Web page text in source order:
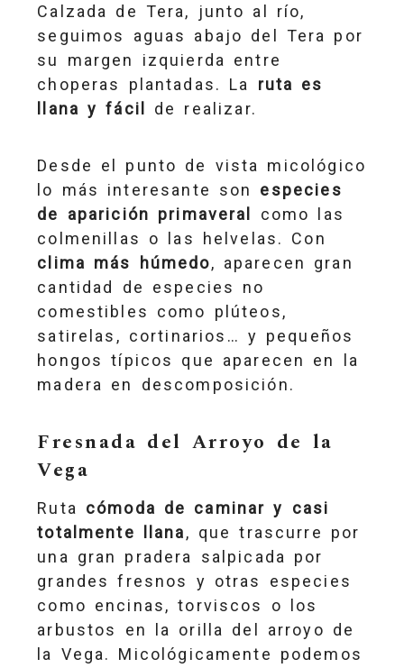
Calzada de Tera, junto al río,
seguimos aguas abajo del Tera por
su margen izquierda entre
choperas plantadas. La ruta es
llana y fácil
de realizar.
Desde el punto de vista micológico
lo más interesante son especies
de aparición primaveral
como las
colmenillas o las helvelas. Con
clima más húmedo, aparecen gran
cantidad de especies no
comestibles como plúteos,
satirelas, cortinarios… y pequeños
hongos típicos que aparecen en la
madera en descomposición.
Fresnada del Arroyo de la
Vega
Ruta cómoda de caminar y casi
totalmente llana, que trascurre por
una gran pradera salpicada por
grandes fresnos y otras especies
como encinas, torviscos o los
arbustos en la orilla del arroyo de
la Vega. Micológicamente podemos